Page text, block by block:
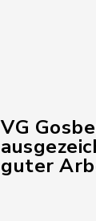
VG
guter